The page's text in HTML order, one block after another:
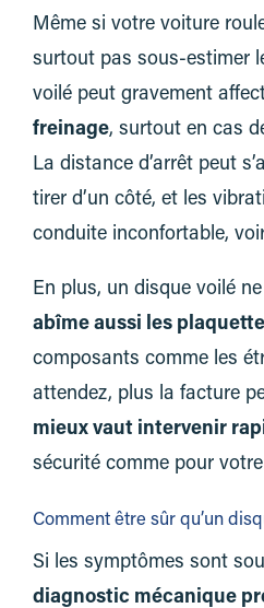
Même si votre voiture
surtout pas sous-estimer
voilé peut gravement
freinage, surtout en cas
La distance d’arrêt peut
tirer d’un côté, et les
conduite inconfortable,
En plus, un disque voilé
abîme aussi les
composants comme les
attendez, plus la facture
mieux vaut intervenir
sécurité comme pour
Comment être sûr qu’un
Si les symptômes sont
diagnostic mécanique